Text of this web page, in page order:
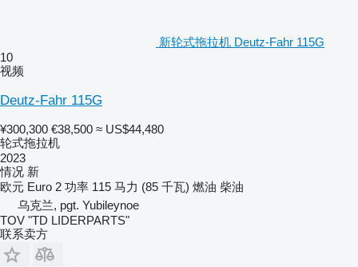
新轮式拖拉机 Deutz-Fahr 115G
10
视频
Deutz-Fahr 115G
¥300,300 €38,500 ≈ US$44,480
轮式拖拉机
2023
情况 新
欧元 Euro 2 功率 115 马力 (85 千瓦) 燃油 柴油
乌克兰, pgt. Yubileynoe
TOV "TD LIDERPARTS"
联系卖方